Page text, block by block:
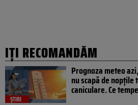
IȚI RECOMANDĂM
ȘTIRI
Prognoza meteo
nu scapă de
caniculare. Ce